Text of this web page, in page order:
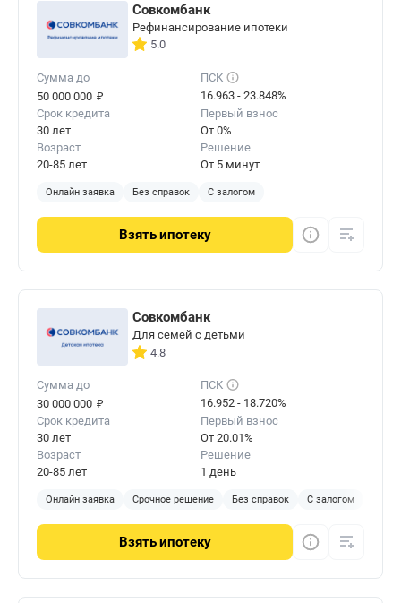
Совкомбанк
Рефинансирование ипотеки
5.0
Сумма до
50 000 000 ₽
ПСК
16.963 - 23.848%
Срок кредита
30 лет
Первый взнос
От 0%
Возраст
20-85 лет
Решение
От 5 минут
Онлайн заявка Без справок С залогом
Взятьипотеку
Совкомбанк
Для семей с детьми
4.8
Сумма до
30 000 000 ₽
ПСК
16.952 - 18.720%
Срок кредита
30 лет
Первый взнос
От 20.01%
Возраст
20-85 лет
Решение
1 день
Онлайн заявка Срочное решение Без справок С залогом
Взятьипотеку